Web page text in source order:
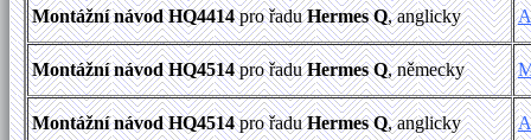
Montážní návod HQ4414pro řaduHermes Q, anglicky
Montážní návod HQ4514pro řaduHermes Q, německy
Montážní návod HQ4514pro řaduHermes Q, anglicky